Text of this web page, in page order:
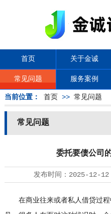
首页 关于金诚
常见问题 服务案例
当前位置： 首页 >> 常见问题
常见问题
委托要债公司
发布时间： 2025-12-
在商业往来或者私人借贷过程